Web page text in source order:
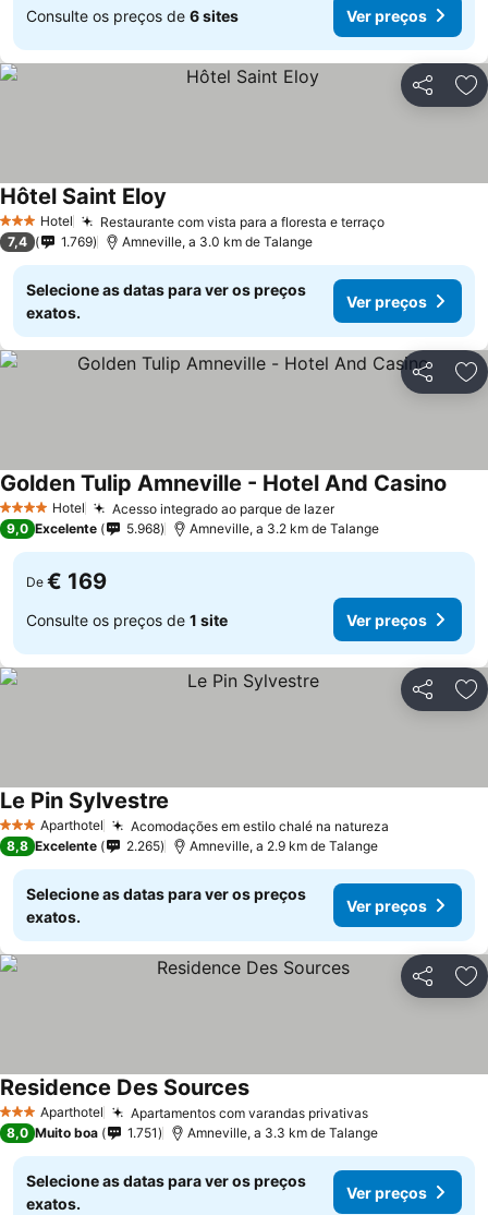
Consulte os preços de 6 sites Ver preços
Partilhar
3 EstrelasHotel Restaurante com vista para a floresta e terraçoVer preços
Hôtel Saint Eloy
7,4 1.769 Amneville, a 3.0 km de Talange
Selecione as datas para ver os preços
exatos.
Ver preços
Partilhar
4 EstrelasHotel Acesso integrado ao parque de lazerVer preços
Golden Tulip Amneville - Hotel And Casino
9,0 Excelente 5.968 Amneville, a 3.2 km de Talange
De € 169
Consulte os preços de 1 site Ver preços
Partilhar
3 EstrelasAparthotel Acomodações em estilo chalé na natureza
Le Pin Sylvestre
8,8 Excelente 2.265 Amneville, a 2.9 km de Talange
Selecione as datas para ver os preços
exatos.
Ver preços
Partilhar
3 EstrelasAparthotel Apartamentos com varandas privativasVer preços
Residence Des SourcesVer preços
8,0 Muito boa 1.751 Amneville, a 3.3 km de Talange
Selecione as datas para ver os preços
exatos.
Ver preços